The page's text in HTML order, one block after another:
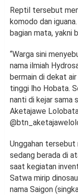
Reptil tersebut
komodo dan
bagian mata, yakni
“Warga sini
nama ilmiah
bermain di dekat
tinggi lho Hobata.
nanti di kejar sama
Aketajawe
Unggahan tersebut
sedang berada di
saat kegiatan
Satwa mirip
nama Saigon